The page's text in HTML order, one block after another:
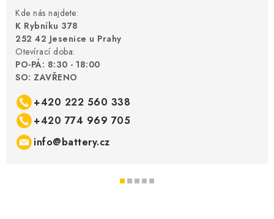
Kde nás najdete:
K Rybníku 378
252 42 Jesenice u Prahy
Otevírací doba:
PO-PÁ: 8:30 - 18:00
SO: ZAVŘENO
+420 222 560 338
+420 774 969 705
info@battery.cz